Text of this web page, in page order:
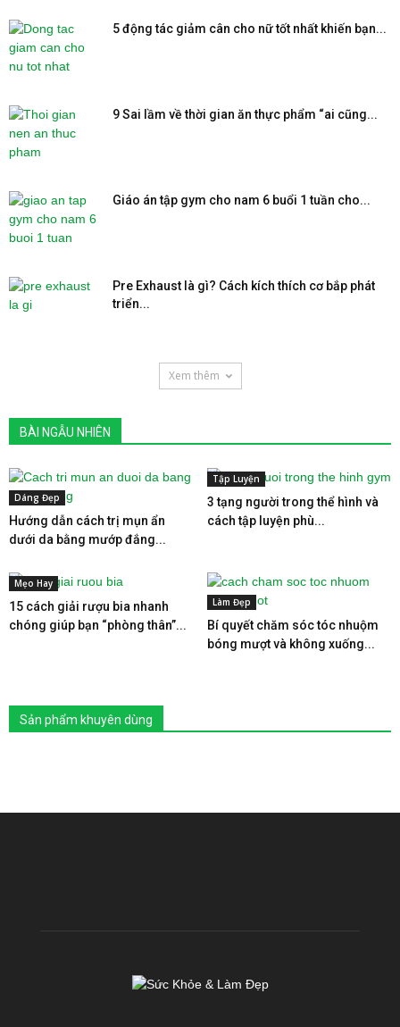
5 động tác giảm cân cho nữ tốt nhất khiến bạn...
9 Sai lầm về thời gian ăn thực phẩm “ai cũng...
Giáo án tập gym cho nam 6 buổi 1 tuần cho...
Pre Exhaust là gì? Cách kích thích cơ bắp phát
triển...
Xem thêm
BÀI NGẪU NHIÊN
Dáng Đẹp
Hướng dẫn cách trị mụn ẩn
dưới da bằng mướp đắng...
Tập Luyện
3 tạng người trong thể hình và
cách tập luyện phù...
Mẹo Hay
15 cách giải rượu bia nhanh
chóng giúp bạn “phòng thân”...
Làm Đẹp
Bí quyết chăm sóc tóc nhuộm
bóng mượt và không xuống...
Sản phẩm khuyên dùng